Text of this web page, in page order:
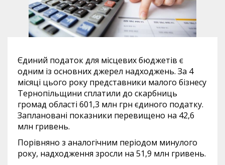
Єдиний податок для місцевих бюджетів є
одним із основних джерел надходжень. За 4
місяці цього року представники малого бізнесу
Тернопільщини сплатили до скарбниць
громад області 601,3 млн грн єдиного податку.
Заплановані показники перевищено на 42,6
млн гривень.
Порівняно з аналогічним періодом минулого
року, надходження зросли на 51,9 млн гривень.